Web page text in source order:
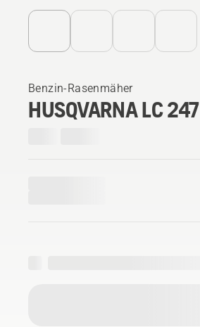
Benzin-Rasenmäher
HUSQVARNA LC 247